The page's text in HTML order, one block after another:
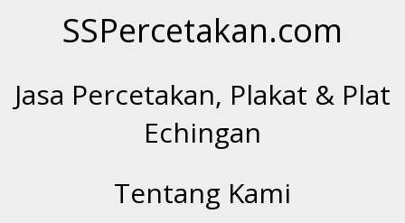
SSPercetakan.com
Jasa Percetakan, Plakat & Plat
Echingan
Tentang Kami